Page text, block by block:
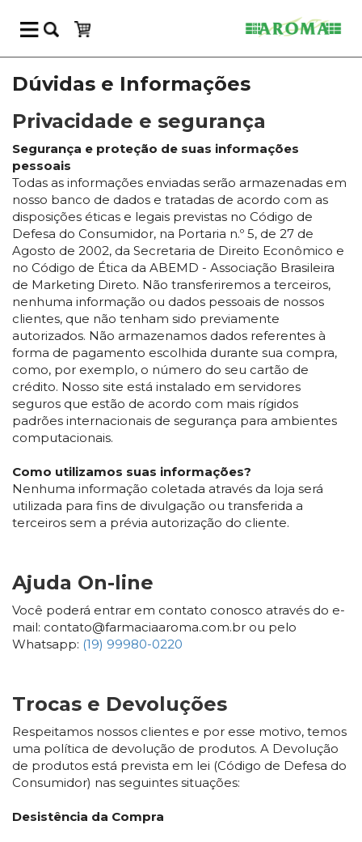
Dúvidas e Informações
Privacidade e segurança
Segurança e proteção de suas informações
pessoais
Todas as informações enviadas serão armazenadas em
nosso banco de dados e tratadas de acordo com as
disposições éticas e legais previstas no Código de
Defesa do Consumidor, na Portaria n.º 5, de 27 de
Agosto de 2002, da Secretaria de Direito Econômico e
no Código de Ética da ABEMD - Associação Brasileira
de Marketing Direto. Não transferiremos a terceiros,
nenhuma informação ou dados pessoais de nossos
clientes, que não tenham sido previamente
autorizados. Não armazenamos dados referentes à
forma de pagamento escolhida durante sua compra,
como, por exemplo, o número do seu cartão de
crédito. Nosso site está instalado em servidores
seguros que estão de acordo com mais rígidos
padrões internacionais de segurança para ambientes
computacionais.
Como utilizamos suas informações?
Nenhuma informação coletada através da loja será
utilizada para fins de divulgação ou transferida a
terceiros sem a prévia autorização do cliente.
Ajuda On-line
Você poderá entrar em contato conosco através do e-
mail: contato@farmaciaaroma.com.br ou pelo
Whatsapp: (19) 99980-0220
Trocas e Devoluções
Respeitamos nossos clientes e por esse motivo, temos
uma política de devolução de produtos. A Devolução
de produtos está prevista em lei (Código de Defesa do
Consumidor) nas seguintes situações:
Desistência da Compra